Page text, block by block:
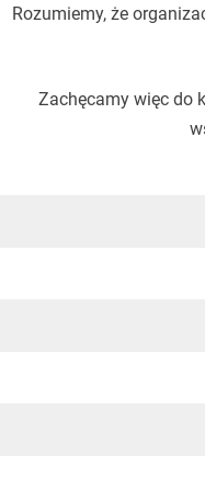
Rozumiemy, że
Zachęcamy więc do